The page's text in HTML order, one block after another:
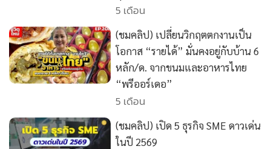
• อินโดจีน
• กองทุนรวม
• Celeb Online
• Factcheck
• News1
• Gotomanager
5 เดือน
(ชมคลิป) เปลี่ยนวิกฤตตกงานเป็น
โอกาส “รายได้” มั่นคงอยู่กับบ้าน 6
หลัก/ด. จากขนมและอาหารไทย
“พรีออร์เดอ”
5 เดือน
(ชมคลิป) เปิด 5 ธุรกิจ SME ดาวเด่น
ในปี 2569